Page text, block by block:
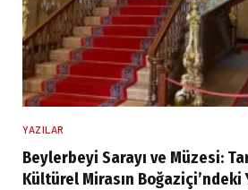
YAZILAR
Beylerbeyi Sarayı ve Müzesi:
Kültürel Mirasın Boğaziçi’ndeki